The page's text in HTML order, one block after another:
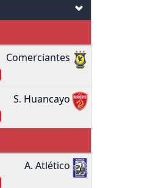
Comerciantes
S. Huancayo
A. Atlético